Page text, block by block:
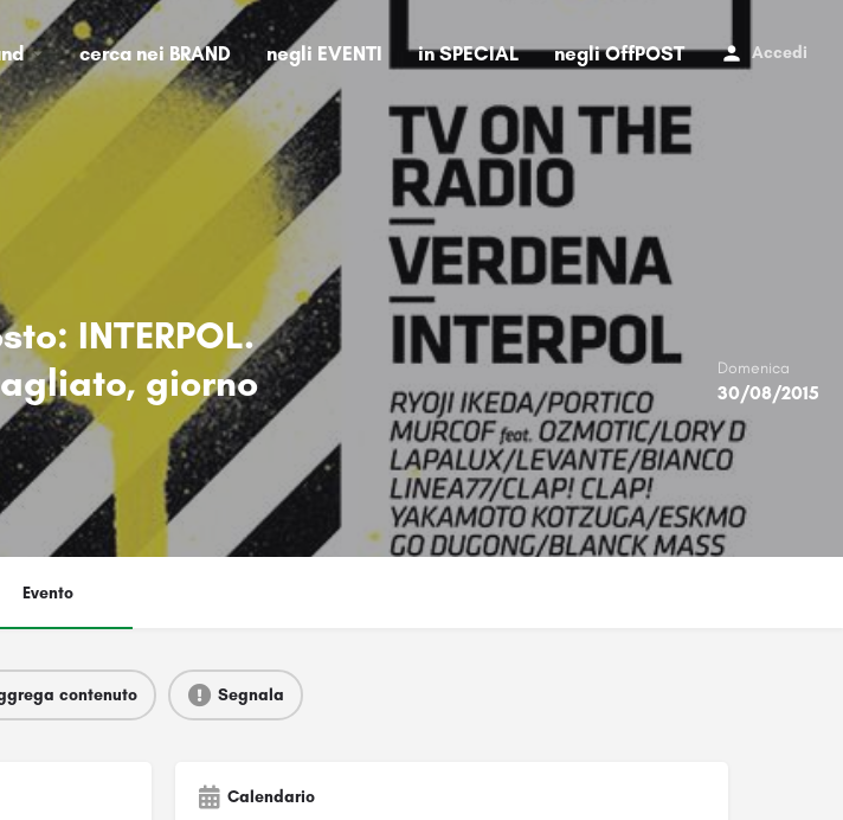
cerca nei BRAND negli EVENTI in SPECIAL negli OffPOST Accedi
INTERPOL.
giorno
Domenica
30/08/2015
Evento
contenuto Segnala
Calendario